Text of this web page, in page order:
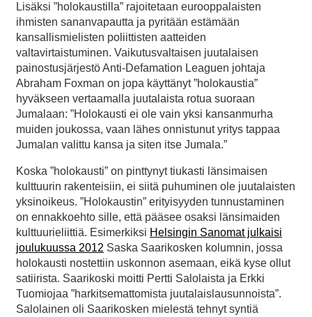
Lisäksi ”holokaustilla” rajoitetaan eurooppalaisten
ihmisten sananvapautta ja pyritään estämään
kansallismielisten poliittisten aatteiden
valtavirtaistuminen. Vaikutusvaltaisen juutalaisen
painostusjärjestö Anti-Defamation Leaguen johtaja
Abraham Foxman on jopa käyttänyt ”holokaustia”
hyväkseen vertaamalla juutalaista rotua suoraan
Jumalaan: ”Holokausti ei ole vain yksi kansanmurha
muiden joukossa, vaan lähes onnistunut yritys tappaa
Jumalan valittu kansa ja siten itse Jumala.”
Koska ”holokausti” on pinttynyt tiukasti länsimaisen
kulttuurin rakenteisiin, ei siitä puhuminen ole juutalaisten
yksinoikeus. ”Holokaustin” erityisyyden tunnustaminen
on ennakkoehto sille, että pääsee osaksi länsimaiden
kulttuurieliittiä. Esimerkiksi Helsingin Sanomat julkaisi
joulukuussa 2012 Saska Saarikosken kolumnin, jossa
holokausti nostettiin uskonnon asemaan, eikä kyse ollut
satiirista. Saarikoski moitti Pertti Salolaista ja Erkki
Tuomiojaa ”harkitsemattomista juutalaislausunnoista”.
Salolainen oli Saarikosken mielestä tehnyt syntiä